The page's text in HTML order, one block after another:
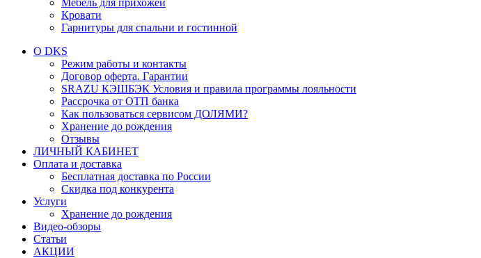
Мебель для прихожей
Кровати
Гарнитуры для спальни и гостинной
О DKS
Режим работы и контакты
Договор оферта. Гарантии
SRAZU КЭШБЭК Условия и правила программы лояльности
Рассрочка от ОТП банка
Как пользоваться сервисом ДОЛЯМИ?
Хранение до рождения
Отзывы
ЛИЧНЫЙ КАБИНЕТ
Оплата и доставка
Бесплатная доставка по России
Скидка под конкурента
Услуги
Хранение до рождения
Видео-обзоры
Статьи
АКЦИИ